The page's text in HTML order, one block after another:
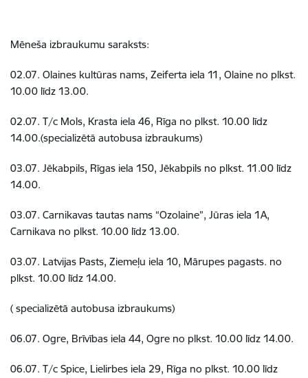
Mēneša izbraukumu saraksts:
02.07. Olaines kultūras nams, Zeiferta iela 11, Olaine no plkst.
10.00 līdz 13.00.
02.07. T/c Mols, Krasta iela 46, Rīga no plkst. 10.00 līdz
14.00.(specializētā autobusa izbraukums)
03.07. Jēkabpils, Rīgas iela 150, Jēkabpils no plkst. 11.00 līdz
14.00.
03.07. Carnikavas tautas nams “Ozolaine”, Jūras iela 1A,
Carnikava no plkst. 10.00 līdz 13.00.
03.07. Latvijas Pasts, Ziemeļu iela 10, Mārupes pagasts. no
plkst. 10.00 līdz 14.00.
( specializētā autobusa izbraukums)
06.07. Ogre, Brīvības iela 44, Ogre no plkst. 10.00 līdz 14.00.
06.07. T/c Spice, Lielirbes iela 29, Rīga no plkst. 10.00 līdz